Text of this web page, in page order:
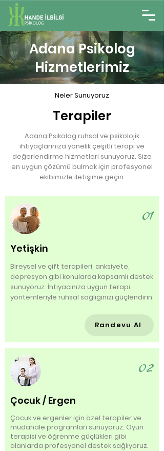
Adana Psikolog
Hizmetlerimiz
Neler Sunuyoruz
Terapiler
Adana Psikolog ruhsal ve psikolojik
ihtiyaçlarınıza yönelik çeşitli terapi ve
değerlendirme hizmetleri sunuyoruz. Size
en uygun çözümü bulmak için profesyonel
ekibimizle iletişime geçin.
01
Yetişkin
Bireysel ve çift terapileri, anksiyete,
depresyon gibi konularda kapsamlı destek
sunuyoruz. İhtiyacınıza uygun terapi
yöntemleriyle ruhsal sağlığınızı güçlendirin.
Randevu Al
02
Çocuk / Ergen
Çocuk ve ergenler için özel terapiler ve
müdahale programları sunuyoruz. Oyun
terapisi ve öğrenme güçlükleri gibi
alanlarda profesyonel destek sağlıyoruz.